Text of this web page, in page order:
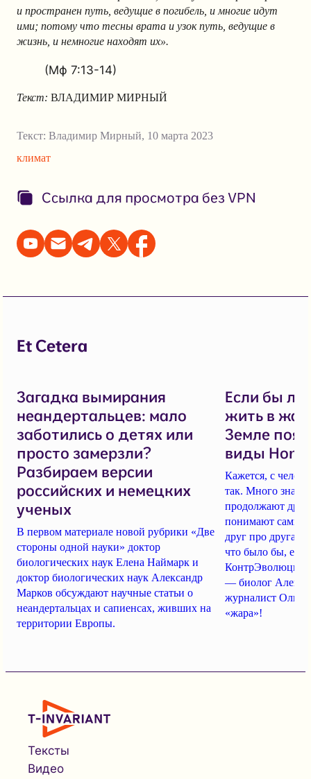
и пространен путь, ведущие в погибель, и многие идут
ими; потому что тесны врата и узок путь, ведущие в
жизнь, и немногие находят их».
(Мф 7:13-14)
Текст: ВЛАДИМИР МИРНЫЙ
Текст: Владимир Мирный, 10 марта 2023
климат
Ссылка для просмотра без VPN
Et Cetera
Загадка вымирания
неандертальцев: мало
заботились о детях или
просто замерзли?
Разбираем версии
российских и немецких
ученых
В первом материале новой рубрики «Две
стороны одной науки» доктор
биологических наук Елена Наймарк и
доктор биологических наук Александр
Марков обсуждают научные статьи о
неандертальцах и сапиенсах, живших на
территории Европы.
Если бы
жить в
Земле
виды Homo
Кажется, с
так. Много
продолжают друг
понимают самых
друг про друга.
что было бы,
КонтрЭволюция.
— биолог
журналист
«жара»!
Тексты
Видео